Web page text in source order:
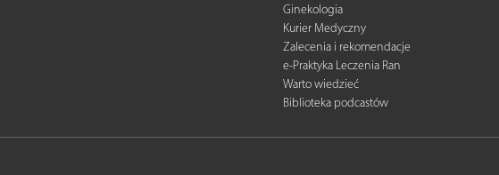
Ginekologia
Kurier Medyczny
Zalecenia i rekomendacje
e-Praktyka Leczenia Ran
Warto wiedzieć
Biblioteka podcastów